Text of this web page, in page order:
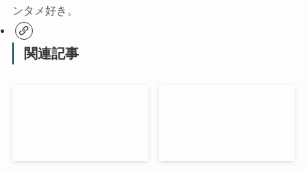
ンタメ好き。
関連記事